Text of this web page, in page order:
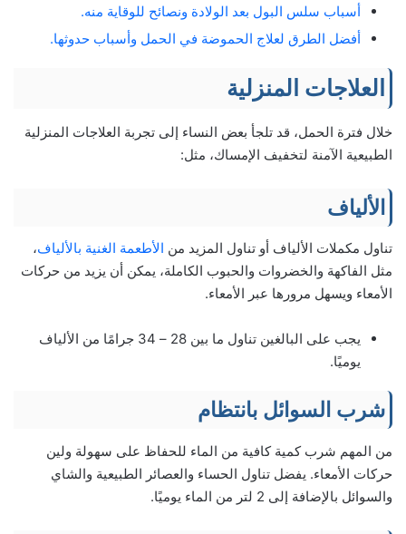
أسباب سلس البول بعد الولادة ونصائح للوقاية منه.
أفضل الطرق لعلاج الحموضة في الحمل وأسباب حدوثها.
العلاجات المنزلية
خلال فترة الحمل، قد تلجأ بعض النساء إلى تجربة العلاجات المنزلية
الطبيعية الآمنة لتخفيف الإمساك، مثل:
الألياف
تناول مكملات الألياف أو تناول المزيد من الأطعمة الغنية بالألياف،
مثل الفاكهة والخضروات والحبوب الكاملة، يمكن أن يزيد من حركات
الأمعاء ويسهل مرورها عبر الأمعاء.
يجب على البالغين تناول ما بين 28 – 34 جرامًا من الألياف
يوميًا.
شرب السوائل بانتظام
من المهم شرب كمية كافية من الماء للحفاظ على سهولة ولين
حركات الأمعاء. يفضل تناول الحساء والعصائر الطبيعية والشاي
والسوائل بالإضافة إلى 2 لتر من الماء يوميًا.